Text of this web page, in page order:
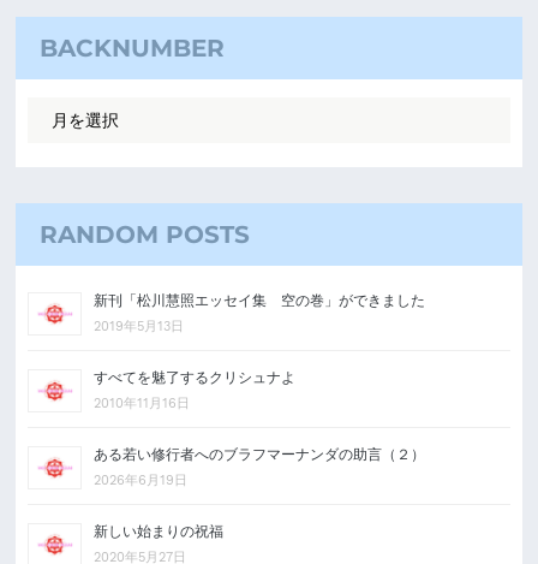
BACKNUMBER
RANDOM POSTS
新刊「松川慧照エッセイ集 空の巻」ができました
2019年5月13日
すべてを魅了するクリシュナよ
2010年11月16日
ある若い修行者へのブラフマーナンダの助言（２）
2026年6月19日
新しい始まりの祝福
2020年5月27日